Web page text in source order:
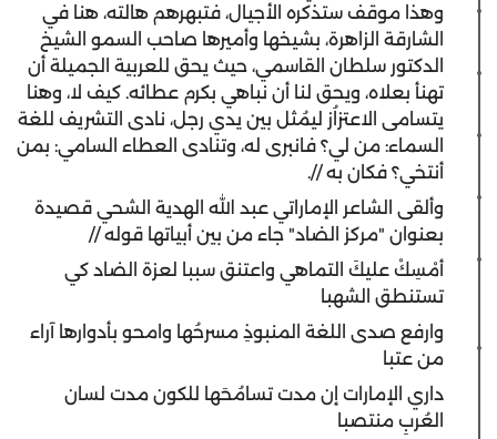
وهذا موقف ستذكره الأجيال، فتبهرهم هالته، هنا في
الشارقة الزاهرة، بشيخها وأميرها صاحب السمو الشيخ
الدكتور سلطان القاسمي، حيث يحق للعربية الجميلة أن
تهنأ بعلاه، ويحق لنا أن نباهي بكرم عطائه. كيف لا، وهنا
يتسامى الاعتزاُز ليمُثل بين يدي رجل، نادى التشريف للغة
السماء: من لي؟ فانبرى له، وتنادى العطاء السامي: بمن
أنتخي؟ فكان به //.
وألقى الشاعر الإماراتي عبد الله الهدية الشحي قصيدة
بعنوان "مركز الضاد" جاء من بين أبياتها قوله //
أمْسِكْ عليكَ التماهي واعتنق سببا لعزة الضاد كي
تستنطق الشهبا
وارفع صدى اللغة المنبوذِ مسرحُها وامحو بأدوارها آراء
من عتبا
داري الإمارات إن مدت تسامُحَها للكون مدت لسان
العُربِ منتصبا